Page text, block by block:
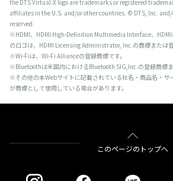
the DTS Virtual:X logo are trademarks or registered
affiliates in the U.S. and/or other countries. © DTS, Inc.
reserved.
※HDMI、HDMI High-Definition Multimedia Interface、HDMI
のロゴは、HDMI Licensing Administrator, Inc.の商標または登
※Wi-Fiは、Wi-Fi Allianceの登録商標です。
※Bluetoothは米国内におけるBluetooth SIG,Inc.の登録商標ま
※その他の本Webサイトに記載されている社名・商品名・サ
が商標として使用している場合があります。
このページのトップへ